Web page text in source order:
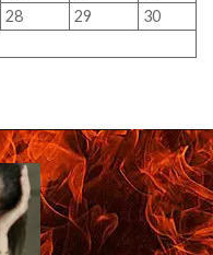
28 29
30